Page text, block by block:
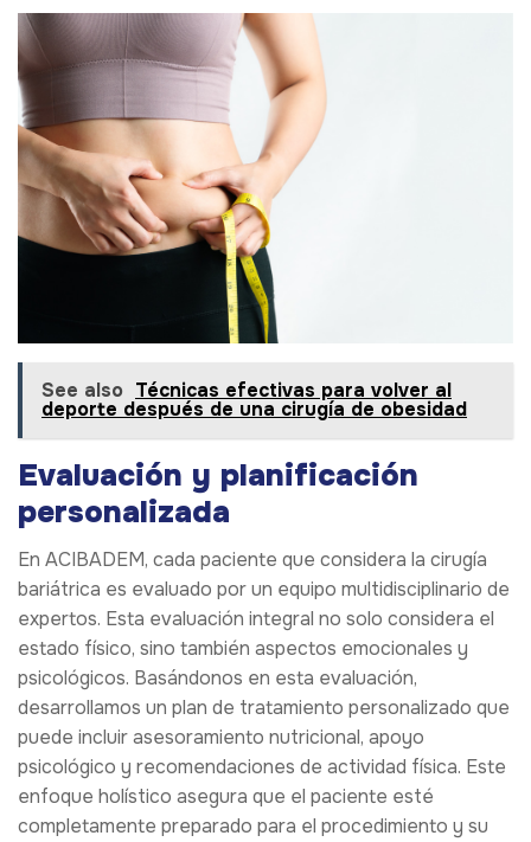
See also Técnicas efectivas para volver al
deporte después de una cirugía de obesidad
Evaluación y planificación
personalizada
En ACIBADEM, cada paciente que considera la cirugía
bariátrica es evaluado por un equipo multidisciplinario de
expertos. Esta evaluación integral no solo considera el
estado físico, sino también aspectos emocionales y
psicológicos. Basándonos en esta evaluación,
desarrollamos un plan de tratamiento personalizado que
puede incluir asesoramiento nutricional, apoyo
psicológico y recomendaciones de actividad física. Este
enfoque holístico asegura que el paciente esté
completamente preparado para el procedimiento y su